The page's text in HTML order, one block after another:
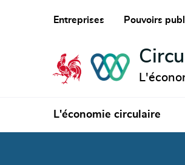
Entreprises Pouvoirs
L'économie circulaire